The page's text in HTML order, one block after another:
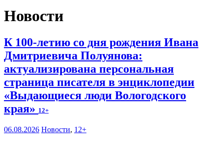
Новости
К 100-летию со дня рождения Ивана
Дмитриевича Полуянова:
актуализирована персональная
страница писателя в энциклопедии
«Выдающиеся люди Вологодского
края» 12+
06.08.2026 Новости, 12+